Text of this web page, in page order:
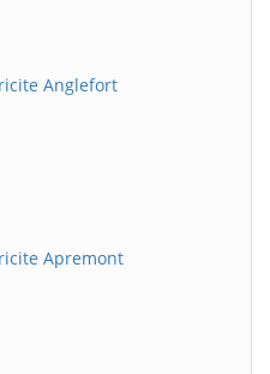
Anglefort
Apremont